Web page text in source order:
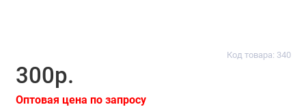
Код товара: 340
300р.
Оптовая цена по запросу